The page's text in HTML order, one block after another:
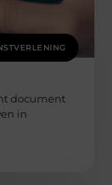
document
in